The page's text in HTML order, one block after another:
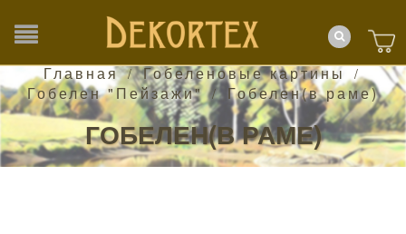
Главная / Гобеленовые картины /
Гобелен "Пейзажи" /Гобелен(в раме)
ГОБЕЛЕН(В РАМЕ)